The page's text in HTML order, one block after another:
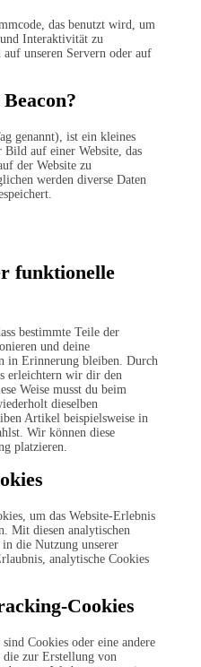
das benutzt wird, um
Interaktivität zu
unseren Servern oder auf
genannt), ist ein kleines
Bild auf einer Website, das
der Website zu
werden diverse Daten
funktionelle
bestimmte Teile der
und deine
in Erinnerung bleiben. Durch
erleichtern wir dir den
Weise musst du beim
dieselben
Artikel beispielsweise in
Wir können diese
platzieren.
um das Website-Erlebnis
Mit diesen analytischen
die Nutzung unserer
analytische Cookies
Cookies
Cookies oder eine andere
zur Erstellung von